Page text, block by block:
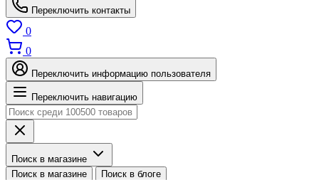
Переключить контакты
0
0
Переключить информацию пользователя
Переключить навигацию
Поиск в магазине
Поиск в магазине
Поиск в блоге